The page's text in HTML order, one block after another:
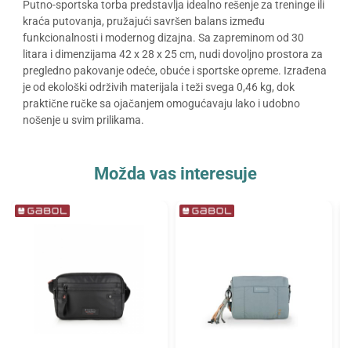
Putno-sportska torba predstavlja idealno rešenje za treninge ili
kraća putovanja, pružajući savršen balans između
funkcionalnosti i modernog dizajna. Sa zapreminom od 30
litara i dimenzijama 42 x 28 x 25 cm, nudi dovoljno prostora za
pregledno pakovanje odeće, obuće i sportske opreme. Izrađena
je od ekološki održivih materijala i teži svega 0,46 kg, dok
praktične ručke sa ojačanjem omogućavaju lako i udobno
nošenje u svim prilikama.
Možda vas interesuje